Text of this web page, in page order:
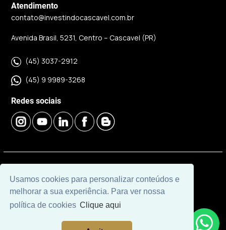
Usamos cookies para personalizar conteúdos e
melhorar a sua experiência. Para ver nossa
política de cookies Clique aqui
Atendimento
contato@investindocascavel.com.br
Avenida Brasil, 5231, Centro – Cascavel (PR)
(45) 3037-2912
(45) 9 9989-3268
Redes sociais
© 2026 | Imobiliária Investindo Cascavel | CRECI J06120 |
Desenvolvido por Universal Software.